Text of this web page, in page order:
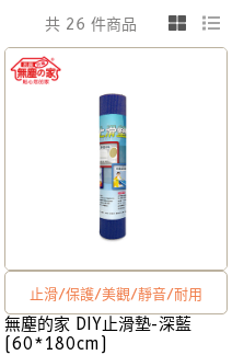
共 26 件商品
止滑/保護/美觀/靜音/耐用
無塵的家 DIY止滑墊-深藍
(60*180cm)